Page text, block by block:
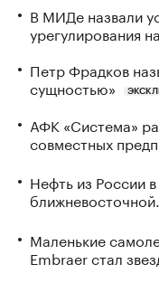
В МИДе назвали
урегулирования
Петр Фрадков
сущностью»
АФК «Система»
совместных
Нефть из России
Маленькие
Embraer стал